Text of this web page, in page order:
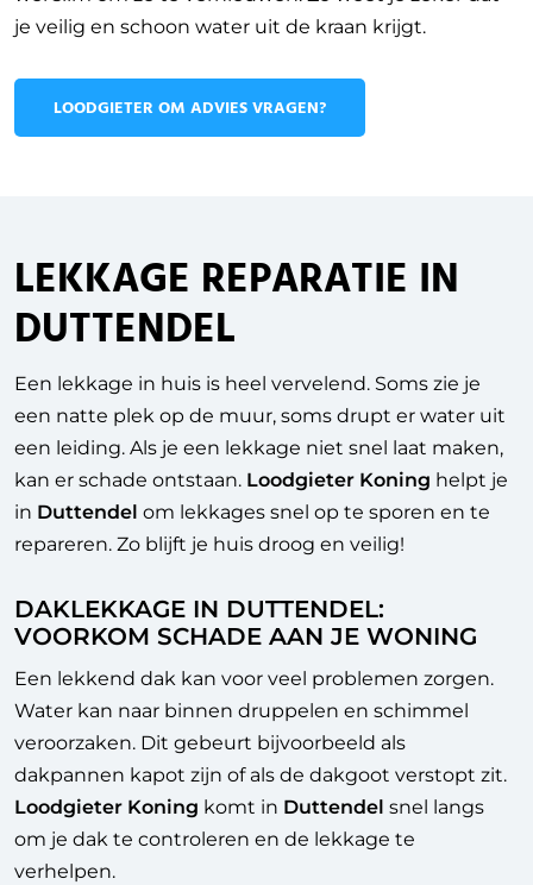
je veilig en schoon water uit de kraan krijgt.
LOODGIETER OM ADVIES VRAGEN?
LEKKAGE REPARATIE IN
DUTTENDEL
Een lekkage in huis is heel vervelend. Soms zie je
een natte plek op de muur, soms drupt er water uit
een leiding. Als je een lekkage niet snel laat maken,
kan er schade ontstaan. Loodgieter Koning helpt je
in Duttendel om lekkages snel op te sporen en te
repareren. Zo blijft je huis droog en veilig!
DAKLEKKAGE IN DUTTENDEL:
VOORKOM SCHADE AAN JE WONING
Een lekkend dak kan voor veel problemen zorgen.
Water kan naar binnen druppelen en schimmel
veroorzaken. Dit gebeurt bijvoorbeeld als
dakpannen kapot zijn of als de dakgoot verstopt zit.
Loodgieter Koning komt in Duttendel snel langs
om je dak te controleren en de lekkage te
verhelpen.